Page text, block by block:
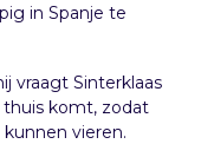
in Spanje te
vraagt Sinterklaas
thuis komt, zodat
vieren.